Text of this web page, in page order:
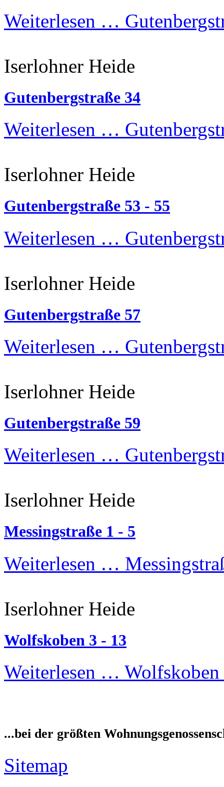
Weiterlesen …
Iserlohner Heide
Gutenbergstraße 34
Weiterlesen …
Iserlohner Heide
Gutenbergstraße 53 - 55
Weiterlesen …
Iserlohner Heide
Gutenbergstraße 57
Weiterlesen …
Iserlohner Heide
Gutenbergstraße 59
Weiterlesen …
Iserlohner Heide
Messingstraße 1 - 5
Weiterlesen …
Iserlohner Heide
Wolfskoben 3 - 13
Weiterlesen …
...bei der größten
Sitemap